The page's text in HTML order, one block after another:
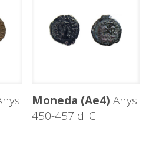
Moneda (Ae4) Anys
450-457 d. C.